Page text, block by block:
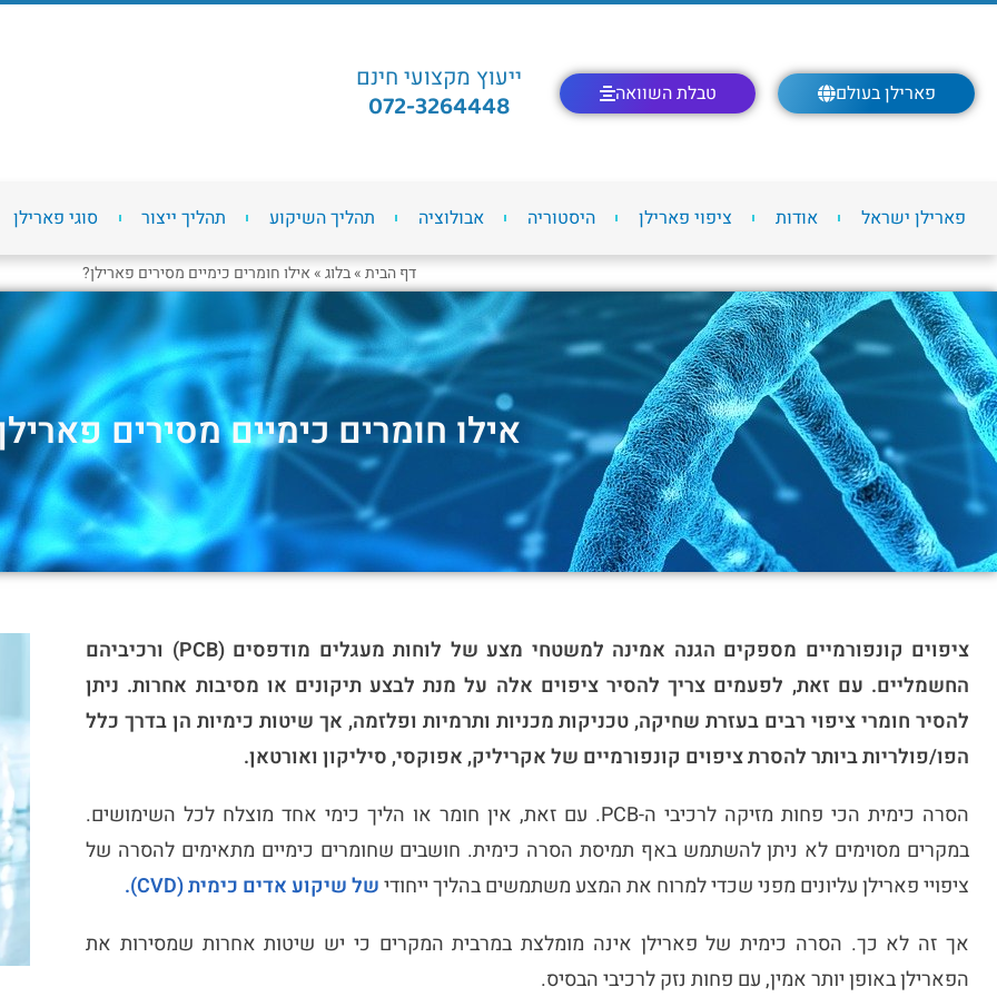
פארילן בעולם טבלת השוואה ייעוץ מקצועי חינם
072-3264448
פארילן ישראל אודות ציפוי פארילן היסטוריה אבולוציה תהליך השיקוע תהליך ייצור סוגי פארילן
דף הבית»בלוג»אילו חומרים כימיים מסירים פארילן?
אילו חומרים כימיים מסירים
ציפוים קונפורמיים מספקים הגנה אמינה למשטחי מצע של לוחות מעגלים מודפסים (PCB) ורכיביהם
החשמליים. עם זאת, לפעמים צריך להסיר ציפוים אלה על מנת לבצע תיקונים או מסיבות אחרות. ניתן
להסיר חומרי ציפוי רבים בעזרת שחיקה, טכניקות מכניות ותרמיות ופלזמה, אך שיטות כימיות הן בדרך כלל
הפו/פולריות ביותר להסרת ציפוים קונפורמיים של אקריליק, אפוקסי, סיליקון ואורטאן.
הסרה כימית הכי פחות מזיקה לרכיבי ה-PCB. עם זאת, אין חומר או הליך כימי אחד מוצלח לכל השימושים.
במקרים מסוימים לא ניתן להשתמש באף תמיסת הסרה כימית. חושבים שחומרים כימיים מתאימים להסרה של
ציפויי פארילן עליונים מפני שכדי למרוח את המצע משתמשים בהליך ייחודישל שיקוע אדים כימית (CVD).
אך זה לא כך. הסרה כימית של פארילן אינה מומלצת במרבית המקרים כי יש שיטות אחרות שמסירות את
הפארילן באופן יותר אמין, עם פחות נזק לרכיבי הבסיס.